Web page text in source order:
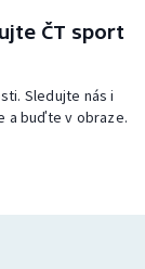
ČT sport
Sledujte nás i
a buďte v obraze.